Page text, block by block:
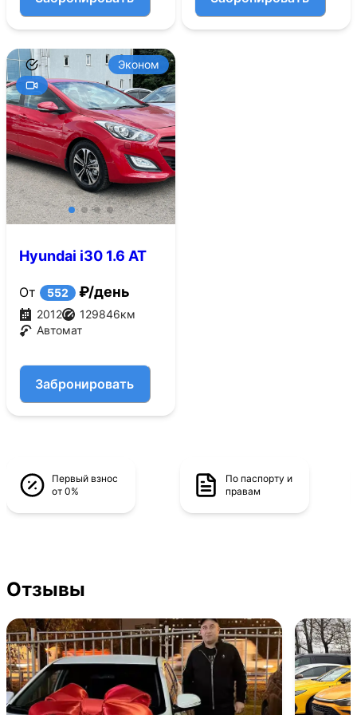
Эконом
Hyundai i30 1.6 AT
От 552 ₽/день
2012 129846км
Автомат
Забронировать
Первый взнос
от 0%
По паспорту и
правам
Отзывы